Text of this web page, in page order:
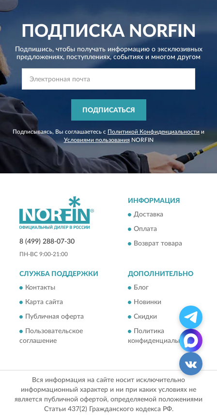
ПОДПИСКАNORFIN
Подпишись, чтобы получать информацию о эксклюзивных
предложениях, поступлениях, событиях и многом другом
ПОДПИСАТЬСЯ
Подписываясь, Вы соглашаетесь с Политикой Конфиденциальности и
Условиями пользованияNORFIN
8 (499) 288-07-30
ПН-ВС 9:00-21:00
ИНФОРМАЦИЯ
Доставка
Оплата
Возврат товара
СЛУЖБА ПОДДЕРЖКИ
Контакты
Карта сайта
Публичная оферта
Пользовательское
соглашение
ДОПОЛНИТЕЛЬНО
Блог
Новинки
Скидки
Политика
конфиденциальности
Вся информация на сайте носит исключительно
информационный характер и ни при каких условиях не
является публичной офертой, определяемой положениями
Статьи 437(2) Гражданского кодекса РФ.